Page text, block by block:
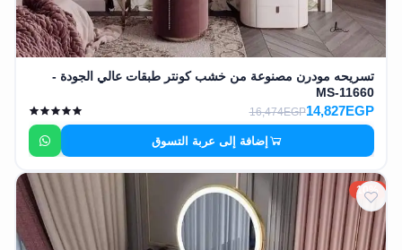
تسريحه مودرن مصنوعة من خشب كونتر طبقات عالي الجودة -
MS-11660
14,827EGP
16,474EGP
إضافة إلى عربة التسوق
10%